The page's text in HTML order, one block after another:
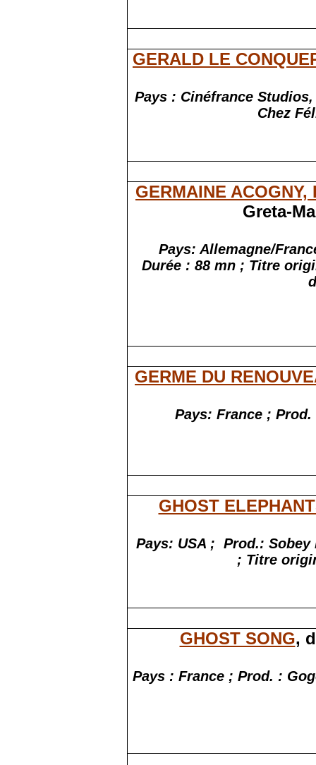
GERALD LE
Pays : Cinéfrance
Chez
GERMAINE ACOGNY,
Greta-
Pays: Allemagne/
Durée : 88 mn ; Titre
GERME DU
Pays: France ;
GHOST
Pays: USA ; Prod.: Sobey
; Titre
GHOST SONG,
Pays : France ; Prod. :